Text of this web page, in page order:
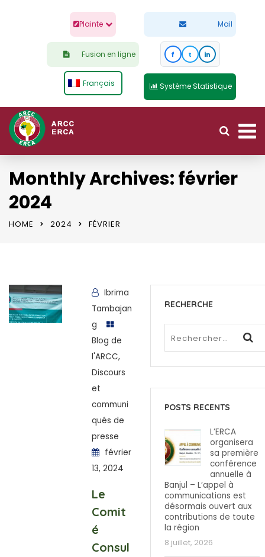
Mail
Plainte
Fusion en ligne
Français
f t in
Système Statistique
Monthly Archives: février
2024
HOME 2024 FÉVRIER
Ibrima
Tambajan
g
Blog de
l'ARCC,
Discours
et
communi
qués de
presse
février
13, 2024
Le
Comit
é
Consul
RECHERCHE
POSTS RECENTS
L’ERCA
organisera
sa première
conférence
annuelle à
Banjul – L’appel à
communications est
désormais ouvert aux
contributions de toute
la région
8 juillet, 2026